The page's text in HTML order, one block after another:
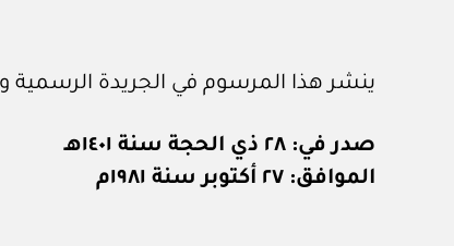
ينشر هذا المرسوم في الجريدة الرسمية
صدر في: ٢٨ ذي الحجة سنة ١٤٠١هـ
الموافق: ٢٧ أكتوبر سنة ١٩٨١م